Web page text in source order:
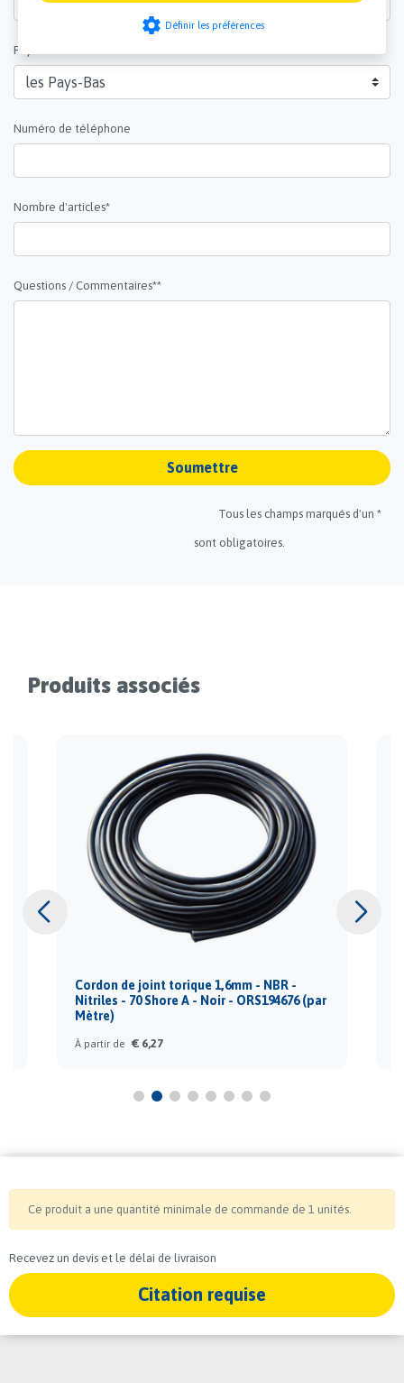
Pays*
Numéro de téléphone
Nombre d'articles*
Questions / Commentaires**
Soumettre
Tous les champs marqués d'un *
sont obligatoires.
Produits associés
Cordon de joint torique 1,6mm - NBR -
Nitriles - 70 Shore A - Noir - ORS194676 (par
Mètre)
À partir de € 6,27
Ce produit a une quantité minimale de commande de 1 unités.
Recevez un devis et le délai de livraison
Citation requise
settings Définir les préférences